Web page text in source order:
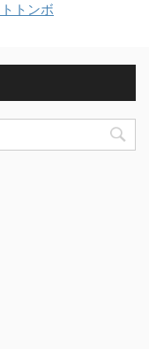
トンボ